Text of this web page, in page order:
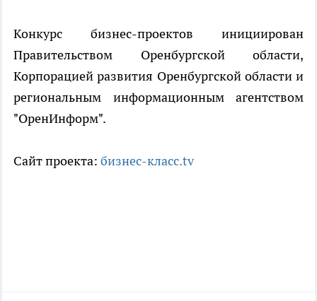
Конкурс бизнес-проектов инициирован
Правительством Оренбургской области,
Корпорацией развития Оренбургской области и
региональным информационным агентством
"ОренИнформ".
Сайт проекта: бизнес-класс.tv